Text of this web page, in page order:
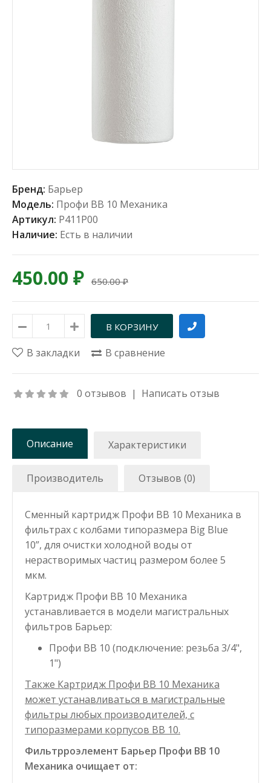
Бренд: Барьер
Модель: Профи BB 10 Механика
Артикул: Р411Р00
Наличие: Есть в наличии
450.00 ₽ 650.00 ₽
В закладки В сравнение
0 отзывов | Написать отзыв
Описание Характеристики
Производитель Отзывов (0)
Сменный картридж Профи BB 10 Механика в
фильтрах с колбами типоразмера Big Blue
10”, для очистки холодной воды от
нерастворимых частиц размером более 5
мкм.
Картридж Профи BB 10 Механика
устанавливается в модели магистральных
фильтров Барьер:
Профи BB 10 (подключение: резьба 3/4",
1")
Также Картридж Профи BB 10 Механика
может устанавливаться в магистральные
фильтры любых производителей, с
типоразмерами корпусов BB 10.
Фильтрроэлемент Барьер Профи BB 10
Механика очищает от: